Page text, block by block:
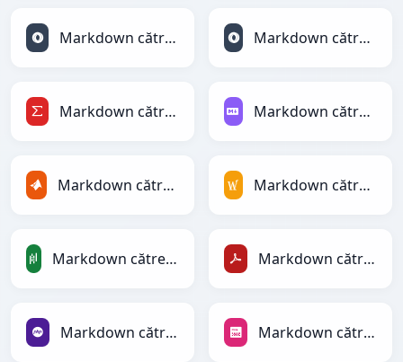
Markdown către JSON Markdown către JSONLines
Markdown către LaTeX Markdown către Markdown
Markdown către MATLAB Markdown către MediaWiki
Markdown către PandasDataFrame Markdown către PDF
Markdown către PHP Markdown către PNG